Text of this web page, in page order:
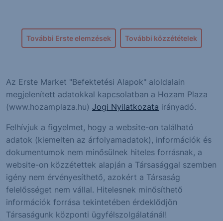
További Erste elemzések További közzétételek
Az Erste Market "Befektetési Alapok" aloldalain
megjelenített adatokkal kapcsolatban a Hozam Plaza
(www.hozamplaza.hu) Jogi Nyilatkozata irányadó.
Felhívjuk a figyelmet, hogy a website-on található
adatok (kiemelten az árfolyamadatok), információk és
dokumentumok nem minősülnek hiteles forrásnak, a
website-on közzétettek alapján a Társasággal szemben
igény nem érvényesíthető, azokért a Társaság
felelősséget nem vállal. Hitelesnek minősíthető
információk forrása tekintetében érdeklődjön
Társaságunk központi ügyfélszolgálatánál!